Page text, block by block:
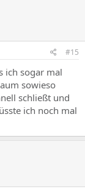
#15
ich sogar mal
sowieso
schließt und
ich noch mal